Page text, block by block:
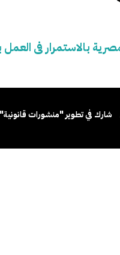
بالاستمرار فى
شارك في تطوير "منشورات قانونية"